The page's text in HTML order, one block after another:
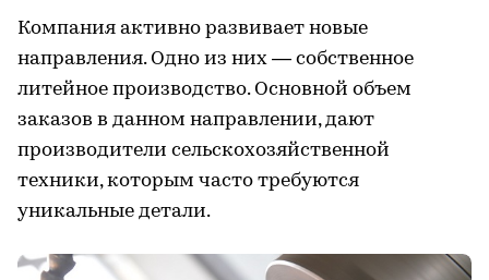
Компания активно развивает новые
направления. Одно из них — собственное
литейное производство. Основной объем
заказов в данном направлении, дают
производители сельскохозяйственной
техники, которым часто требуются
уникальные детали.